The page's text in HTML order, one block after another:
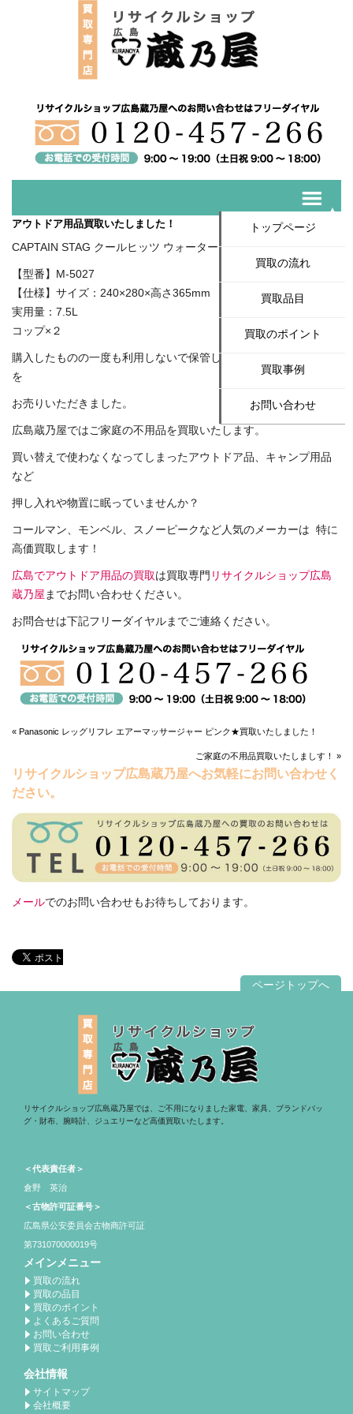
トップページ
買取の流れ
買取品目
買取のポイント
買取事例
お問い合わせ
アウトドア用品買取いたしました！
CAPTAIN STAG クールヒッツ ウォータージャグ8L M-5027
【型番】M-5027
【仕様】サイズ：240×280×高さ365mm
実用量：7.5L
コップ×２
購入したものの一度も利用しないで保管していたアウトドア用品
を
お売りいただきました。
広島蔵乃屋ではご家庭の不用品を買取いたします。
買い替えで使わなくなってしまったアウトドア品、キャンプ用品
など
押し入れや物置に眠っていませんか？
コールマン、モンベル、スノーピークなど人気のメーカーは 特に
高価買取します！
広島でアウトドア用品の買取は買取専門 リサイクルショップ広島
蔵乃屋 までお問い合わせください。
お問合せは下記フリーダイヤルまでご連絡ください。
« Panasonic レッグリフレ エアーマッサージャー ピンク★買取いたしました！
ご家庭の不用品買取いたしましす！ »
リサイクルショップ広島蔵乃屋へお気軽にお問い合わせく
ださい。
メールでのお問い合わせもお待ちしております。
ページトップへ
リサイクルショップ広島蔵乃屋では、ご不用になりました家電、家具、ブランドバッ
グ・財布、腕時計、ジュエリーなど高価買取いたします。
＜代表責任者＞
倉野 英治
＜古物許可証番号＞
広島県公安委員会古物商許可証
第731070000019号
メインメニュー
買取の流れ
買取の品目
買取のポイント
よくあるご質問
お問い合わせ
買取ご利用事例
会社情報
サイトマップ
会社概要